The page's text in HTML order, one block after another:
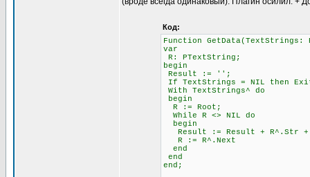
Код:
Function
var
R: PTextString;
begin
Result := '';
If TextStrings = NIL then
With TextStrings^ do
begin
R := Root;
While R <> NIL do
begin
Result := Result + R^.Str +
R := R^.Next
end
end
end;